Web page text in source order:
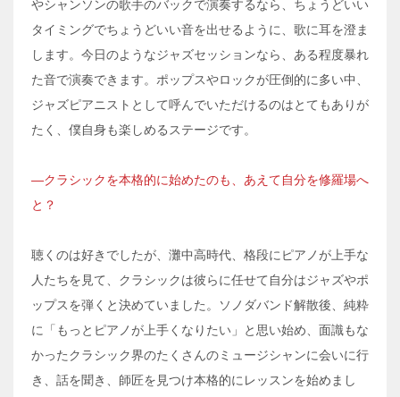
やシャンソンの歌手のバックで演奏するなら、ちょうどいい
タイミングでちょうどいい音を出せるように、歌に耳を澄ま
します。今日のようなジャズセッションなら、ある程度暴れ
た音で演奏できます。ポップスやロックが圧倒的に多い中、
ジャズピアニストとして呼んでいただけるのはとてもありが
たく、僕自身も楽しめるステージです。
―クラシックを本格的に始めたのも、あえて自分を修羅場へ
と？
聴くのは好きでしたが、灘中高時代、格段にピアノが上手な
人たちを見て、クラシックは彼らに任せて自分はジャズやポ
ップスを弾くと決めていました。ソノダバンド解散後、純粋
に「もっとピアノが上手くなりたい」と思い始め、面識もな
かったクラシック界のたくさんのミュージシャンに会いに行
き、話を聞き、師匠を見つけ本格的にレッスンを始めまし